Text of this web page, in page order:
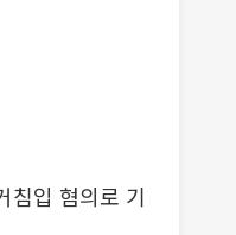
침입 혐의로 기